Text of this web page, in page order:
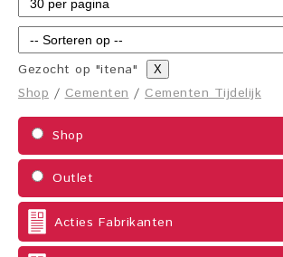
Gezocht op "itena" X
Shop /Cementen/ Cementen Tijdelijk
Shop
Outlet
Acties Fabrikanten